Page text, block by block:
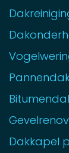
Dakkapel